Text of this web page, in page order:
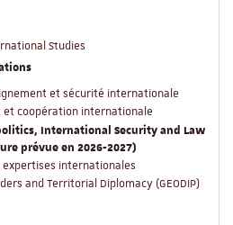
Studies
et sécurité internationale
et coopération internationale
International Security and Law
prévue en 2026-2027)
expertises internationales
and Territorial Diplomacy (GEODIP)